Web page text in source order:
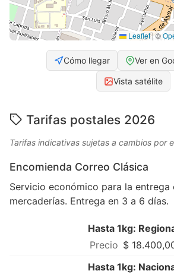
Leaflet|©
Cómo llegar Ver en
Vista satélite
Tarifas postales 2026
Tarifas indicativas sujetas a cambios por
Encomienda Correo Clásica
Servicio económico para la
mercaderías. Entrega en 3 a 6 días.
Hasta 1kg:
$
Hasta 1kg: